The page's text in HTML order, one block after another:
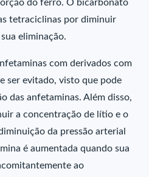
do ferro. O bicarbonato
tetraciclinas por diminuir
eliminação.
com derivados com
ser evitado, visto que pode
das anfetaminas. Além disso,
a concentração de lítio e o
da pressão arterial
é aumentada quando sua
ao